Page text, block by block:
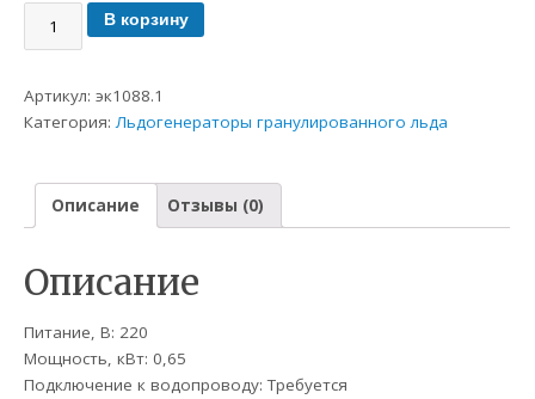
В корзину
Артикул:эк1088.1
Категория: Льдогенераторы гранулированного льда
Описание Отзывы (0)
Описание
Питание, В: 220
Мощность, кВт: 0,65
Подключение к водопроводу: Требуется